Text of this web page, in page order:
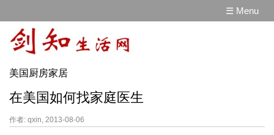
☰ Menu
美国厨房家居
在美国如何找家庭医生
作者: qxin, 2013-08-06